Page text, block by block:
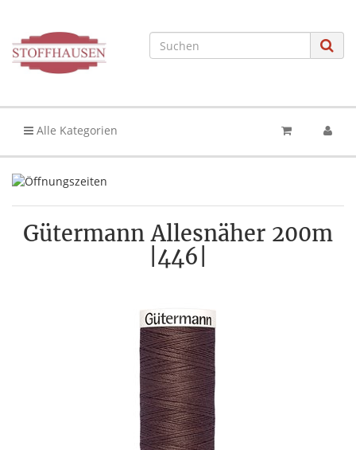
Alle Kategorien
Gütermann Allesnäher 200m
|446|